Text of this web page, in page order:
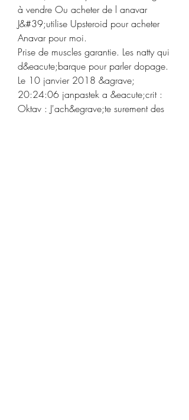
à vendre Ou acheter de l anavar
J&#39;utilise Upsteroid pour acheter
Anavar pour moi.
Prise de muscles garantie. Les natty qui
d&eacute;barque pour parler dopage.
Le 10 janvier 2018 &agrave;
20:24:06 janpastek a &eacute;crit :
Oktav : J'ach&egrave;te surement des